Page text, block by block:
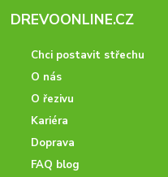
DREVOONLINE.CZ
Chci postavit střechu
O nás
O řezivu
Kariéra
Doprava
FAQ blog